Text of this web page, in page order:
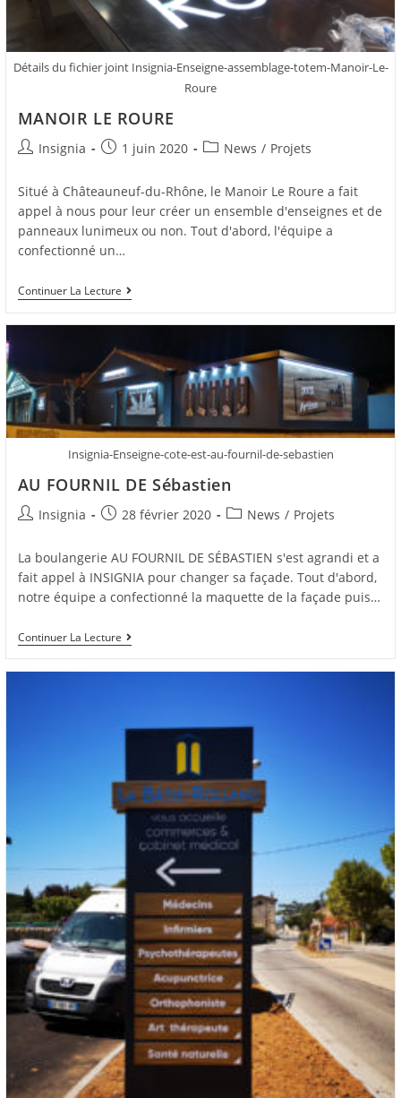
Détails du fichier joint Insignia-Enseigne-assemblage-totem-Manoir-Le-
Roure
MANOIR LE ROURE
Insignia 1 juin 2020 News / Projets
Situé à Châteauneuf-du-Rhône, le Manoir Le Roure a fait
appel à nous pour leur créer un ensemble d'enseignes et de
panneaux lunimeux ou non. Tout d'abord, l'équipe a
confectionné un…
Continuer La Lecture
Insignia-Enseigne-cote-est-au-fournil-de-sebastien
AU FOURNIL DE Sébastien
Insignia 28 février 2020 News / Projets
La boulangerie AU FOURNIL DE SÉBASTIEN s'est agrandi et a
fait appel à INSIGNIA pour changer sa façade. Tout d'abord,
notre équipe a confectionné la maquette de la façade puis…
Continuer La Lecture